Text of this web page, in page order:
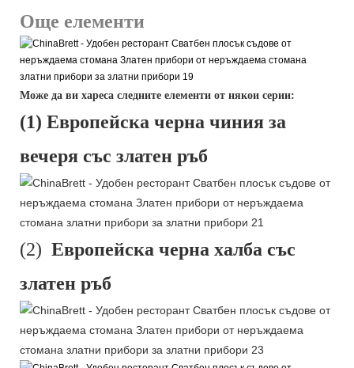
Още елементи
Може да ви хареса следните елементи от някои серии:
(1) Европейска черна чиния за
вечеря със златен ръб
(2) Европейска черна халба със
златен ръб